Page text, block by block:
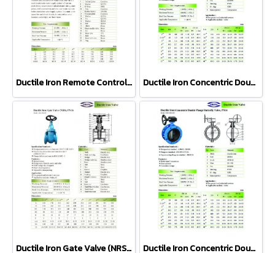
Ductile Iron Remote Control Ball Float Valve, PN16 Ductile Iron Concentric Double Flange Butterfly Valve, PN10
Ductile Iron Gate Valve (NRS), PN 16 Ductile Iron Concentric Double Flange Butterfly Valve, PN16